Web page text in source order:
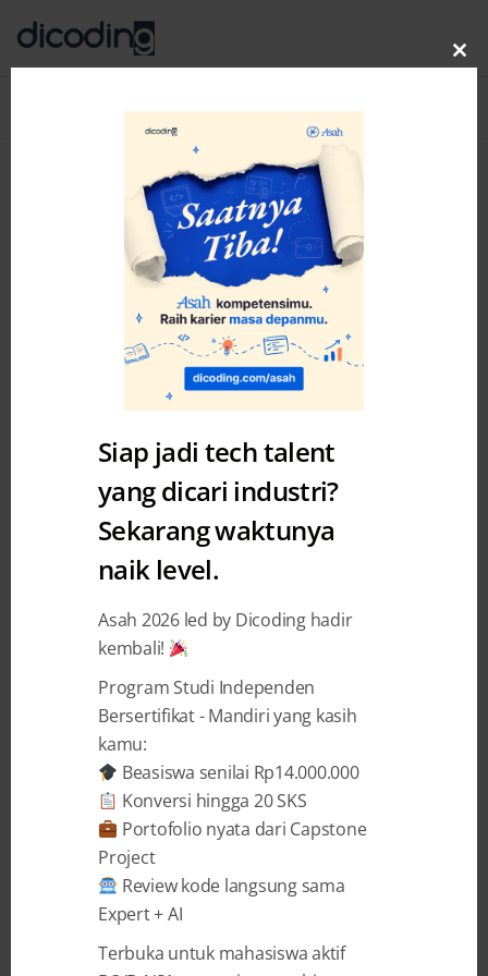
Inilah 5 Pekerjaan IT Paling
Dicari Tahun 2024
Limya Oktavianni 17 April 2024
BAGIKAN
Dalam beberapa tahun terakhir ini, kita
sering mendengar atau membaca kabar
tentang sulitnya mencari pekerjaan dalam
bidangteknologi. Namun, kamu tidak perlu
Siap jadi tech talent
yang dicari industri?
Sekarang waktunya
naik level.
Asah 2026 led by Dicoding hadir
kembali!
Program Studi Independen
Bersertifikat - Mandiri yang kasih
kamu:
Beasiswa senilai Rp14.000.000
Konversi hingga 20 SKS
Portofolio nyata dari Capstone
Project
Review kode langsung sama
Expert + AI
Terbuka untuk mahasiswa aktif